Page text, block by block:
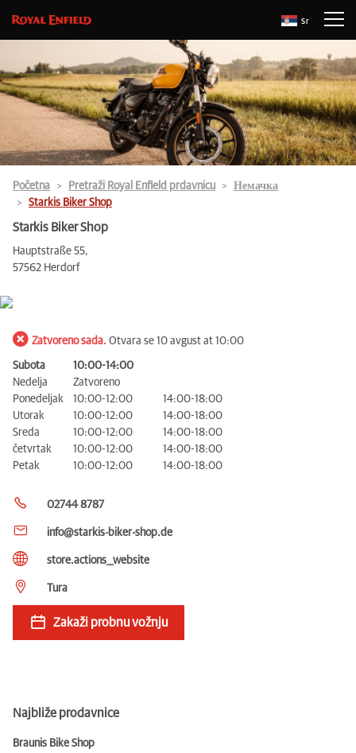
Sr
Početna Pretraži Royal Enfield prdavnicu
Немачка
Starkis Biker Shop
Starkis Biker Shop
Hauptstraße 55,
57562 Herdorf
Zatvoreno sada. Otvara se 10 avgust at 10:00
Subota
10:00-14:00
Nedelja
Zatvoreno
Ponedeljak
10:00-12:00
14:00-18:00
Utorak
10:00-12:00
14:00-18:00
Sreda
10:00-12:00
14:00-18:00
četvrtak
10:00-12:00
14:00-18:00
Petak
10:00-12:00 14:00-18:00
02744 8787
info@starkis-biker-shop.de
store.actions__website
Tura
Zakaži probnu vožnju
Najbliže prodavnice
Braunis Bike Shop